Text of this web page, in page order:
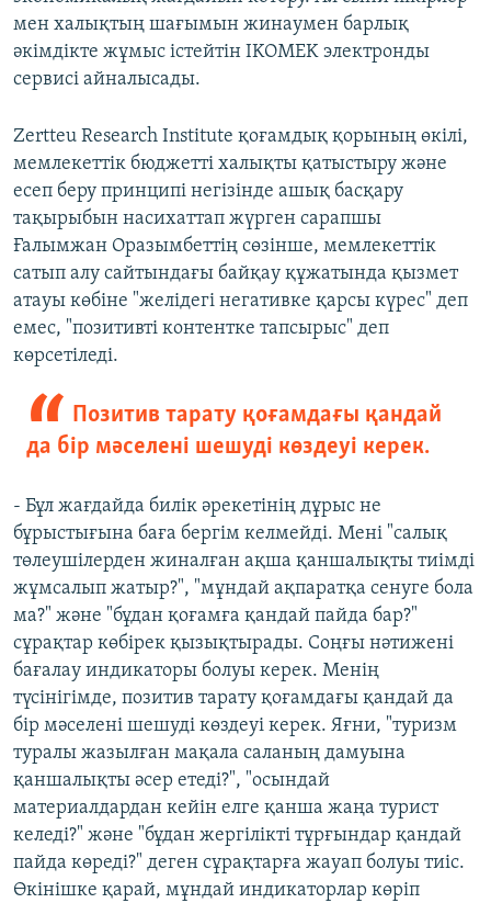
мен халықтың шағымын жинаумен барлық
әкімдікте жұмыс істейтін IKOMEK электронды
сервисі айналысады.
Zertteu Research Institute қоғамдық қорының өкілі,
мемлекеттік бюджетті халықты қатыстыру және
есеп беру принципі негізінде ашық басқару
тақырыбын насихаттап жүрген сарапшы
Ғалымжан Оразымбеттің сөзінше, мемлекеттік
сатып алу сайтындағы байқау құжатында қызмет
атауы көбіне "желідегі негативке қарсы күрес" деп
емес, "позитивті контентке тапсырыс" деп
көрсетіледі.
Позитив тарату қоғамдағы қандай
да бір мәселені шешуді көздеуі керек.
- Бұл жағдайда билік әрекетінің дұрыс не
бұрыстығына баға бергім келмейді. Мені "салық
төлеушілерден жиналған ақша қаншалықты тиімді
жұмсалып жатыр?", "мұндай ақпаратқа сенуге бола
ма?" және "бұдан қоғамға қандай пайда бар?"
сұрақтар көбірек қызықтырады. Соңғы нәтижені
бағалау индикаторы болуы керек. Менің
түсінігімде, позитив тарату қоғамдағы қандай да
бір мәселені шешуді көздеуі керек. Яғни, "туризм
туралы жазылған мақала саланың дамуына
қаншалықты әсер етеді?", "осындай
материалдардан кейін елге қанша жаңа турист
келеді?" және "бұдан жергілікті тұрғындар қандай
пайда көреді?" деген сұрақтарға жауап болуы тиіс.
Өкінішке қарай, мұндай индикаторлар көріп